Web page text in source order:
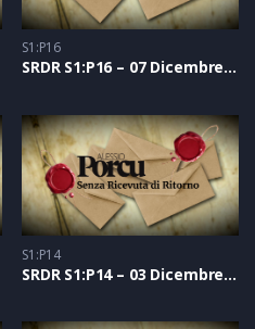
S1:P16
SRDR S1:P16 – 07 Dicembre 2020
S1:P14
SRDR S1:P14 – 03 Dicembre 2020